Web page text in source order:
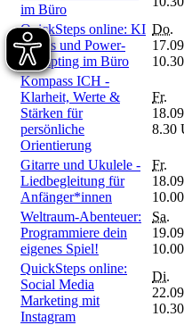
im Büro
QuickSteps online: KI
Hacks und Power-
Prompting im Büro
Do.
Kompass ICH -
Klarheit, Werte &
Stärken für
persönliche
Orientierung
Fr.
8.30
Gitarre und Ukulele -
Liedbegleitung für
Anfänger*innen
Fr.
Weltraum-Abenteuer:
Programmiere dein
eigenes Spiel!
Sa.
QuickSteps online:
Social Media
Marketing mit
Instagram
Di.